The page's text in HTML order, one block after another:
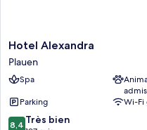
Hotel
Alexandra
Plauen
Hotel Alexandra
Plauen
Spa
admis
Parking
Wi-Fi
8.4
8,4 Très bien